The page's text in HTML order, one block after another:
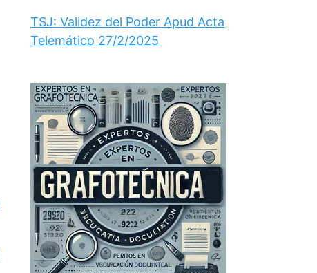
TSJ: Validez del Poder Apud Acta
Telemático 27/2/2025